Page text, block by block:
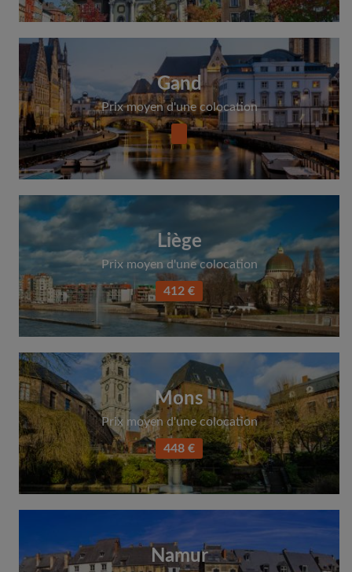
Gand
Prix moyen d'une colocation
Liège
Prix moyen d'une colocation
412 €
Mons
Prix moyen d'une colocation
448 €
Namur